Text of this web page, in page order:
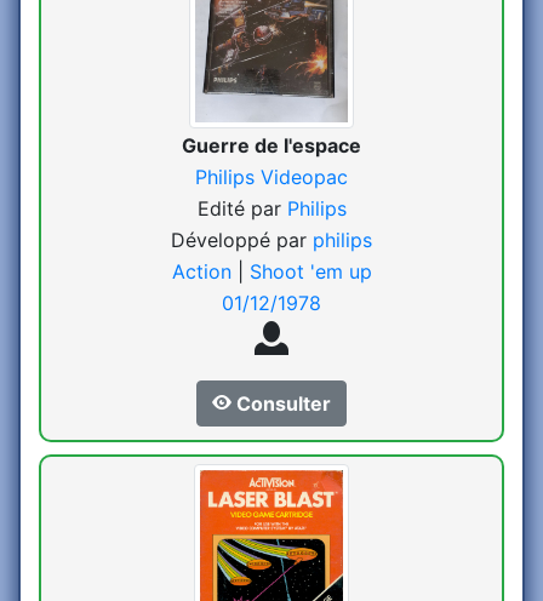
Guerre de l'espace
Philips Videopac
Edité par Philips
Développé par philips
Action
Shoot 'em up
01/12/1978
Consulter